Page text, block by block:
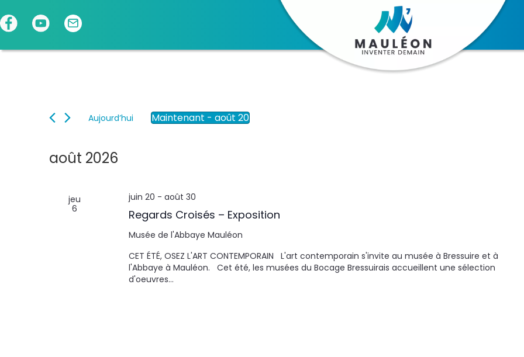
Aujourd’hui Maintenant - août 20
i
o
n
z
u
n
août 2026
jeu
6
Regards Croisés – Exposition
juin 20 - août 30
Musée de l'Abbaye Mauléon
CET ÉTÉ, OSEZ L'ART CONTEMPORAIN L'art contemporain s'invite au musée à Bressuire et à
l'Abbaye à Mauléon. Cet été, les musées du Bocage Bressuirais accueillent une sélection
d'oeuvres…